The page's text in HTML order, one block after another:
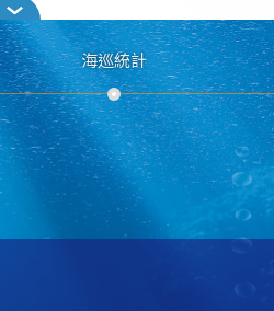
海巡統計